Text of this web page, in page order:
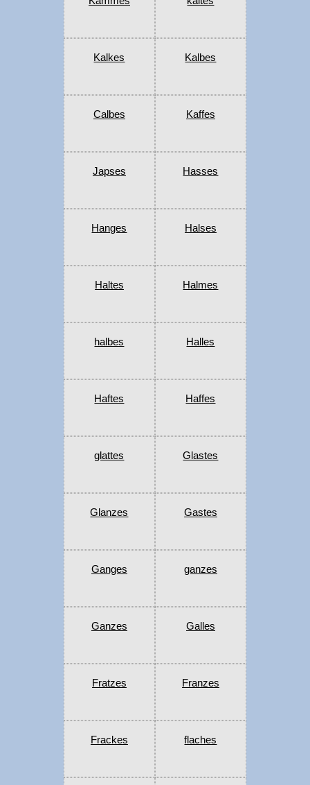
Kalkes Kalbes
Calbes Kaffes
Japses Hasses
Hanges Halses
Haltes Halmes
halbes Halles
Haftes Haffes
glattes Glastes
Glanzes Gastes
Ganges ganzes
Ganzes Galles
Fratzes Franzes
Frackes flaches